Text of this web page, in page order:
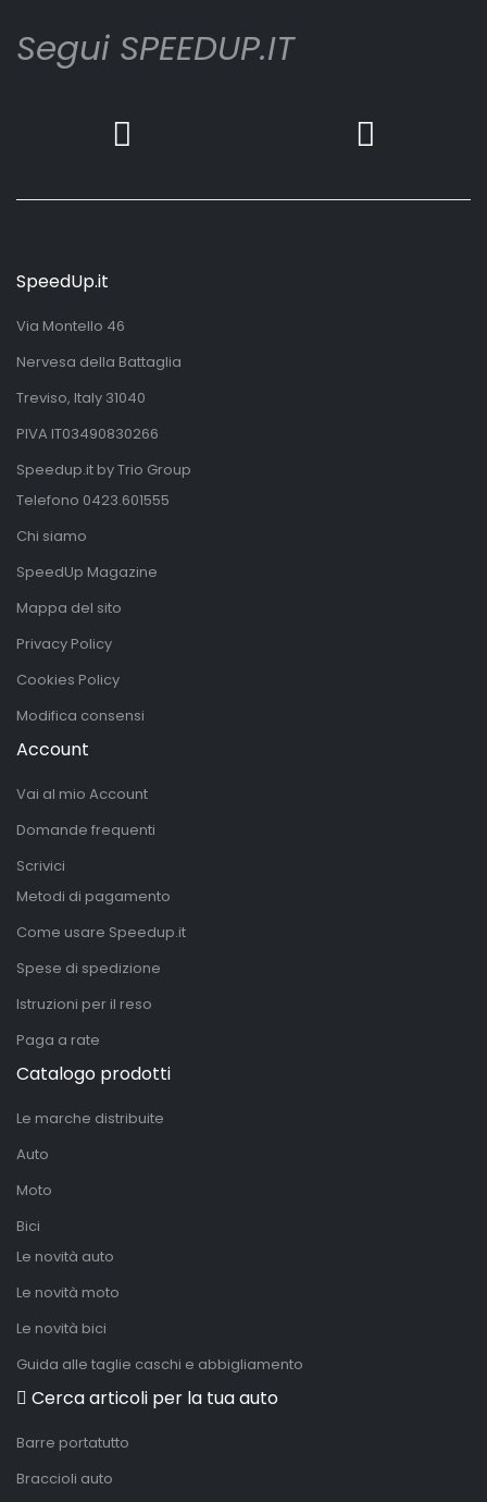
Segui SPEEDUP.IT
SpeedUp.it
Via Montello 46
Nervesa della Battaglia
Treviso, Italy 31040
PIVA IT03490830266
Speedup.it by Trio Group
Telefono 0423.601555
Chi siamo
SpeedUp Magazine
Mappa del sito
Privacy Policy
Cookies Policy
Modifica consensi
Account
Vai al mio Account
Domande frequenti
Scrivici
Metodi di pagamento
Come usare Speedup.it
Spese di spedizione
Istruzioni per il reso
Paga a rate
Catalogo prodotti
Le marche distribuite
Auto
Moto
Bici
Le novità auto
Le novità moto
Le novità bici
Guida alle taglie caschi e abbigliamento
Cerca articoli per la tua auto
Barre portatutto
Braccioli auto